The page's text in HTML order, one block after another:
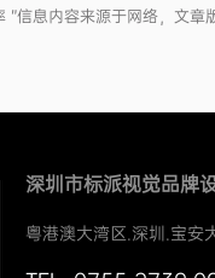
信息内容来源于网络，文
深圳市标派视觉品牌
粤港澳大湾区.深圳.宝安